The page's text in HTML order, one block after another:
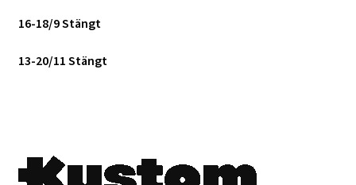
16-18/9 Stängt
13-20/11 Stängt